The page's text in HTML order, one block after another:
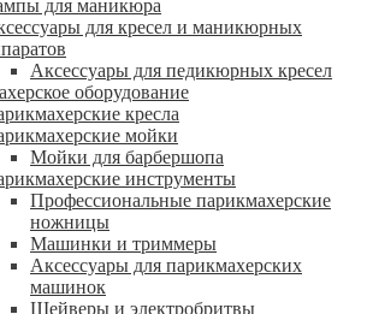
для маникюра
для кресел и маникюрных
Аксессуары для педикюрных кресел
оборудование
кресла
мойки
Мойки для барбершопа
инструменты
Профессиональные парикмахерские
ножницы
Машинки и триммеры
Аксессуары для парикмахерских
машинок
Шейверы и электробритвы